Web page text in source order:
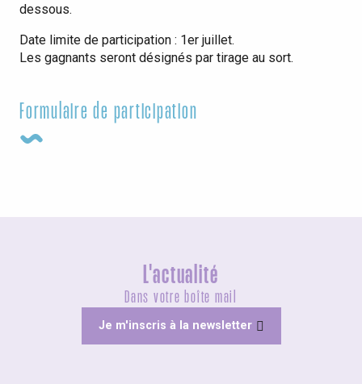
dessous.
Date limite de participation : 1er juillet.
Les gagnants seront désignés par tirage au sort.
Formulaire de participation
L'actualité
Dans votre boîte mail
Je m'inscris à la newsletter